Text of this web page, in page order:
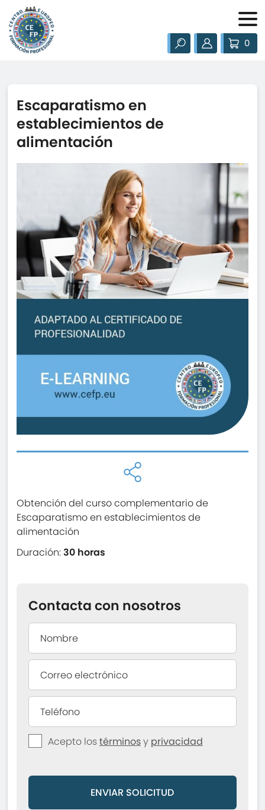
0
Escaparatismo en
establecimientos de
alimentación
Obtención del curso complementario de
Escaparatismo en establecimientos de
alimentación
Duración:30 horas
Contacta con nosotros
Acepto lostérminosy privacidad
ENVIAR SOLICITUD